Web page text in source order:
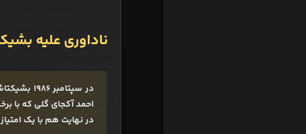
ناداوری علیه
در
احمد آکجای گلی که با
در نهایت هم با یک